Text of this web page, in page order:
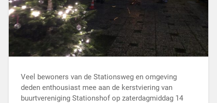
Veel bewoners van de Stationsweg en omgeving
deden enthousiast mee aan de kerstviering van
buurtvereniging Stationshof op zaterdagmiddag 14